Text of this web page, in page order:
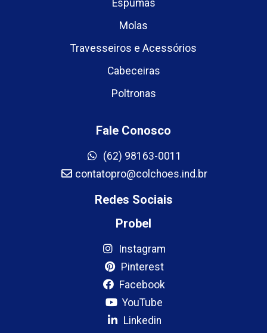
Espumas
Molas
Travesseiros e Acessórios
Cabeceiras
Poltronas
Fale Conosco
(62) 98163-0011
contatopro@colchoes.ind.br
Redes Sociais
Probel
Instagram
Pinterest
Facebook
YouTube
Linkedin